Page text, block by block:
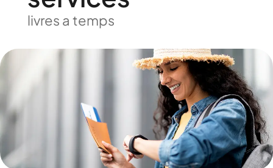
livres a temps